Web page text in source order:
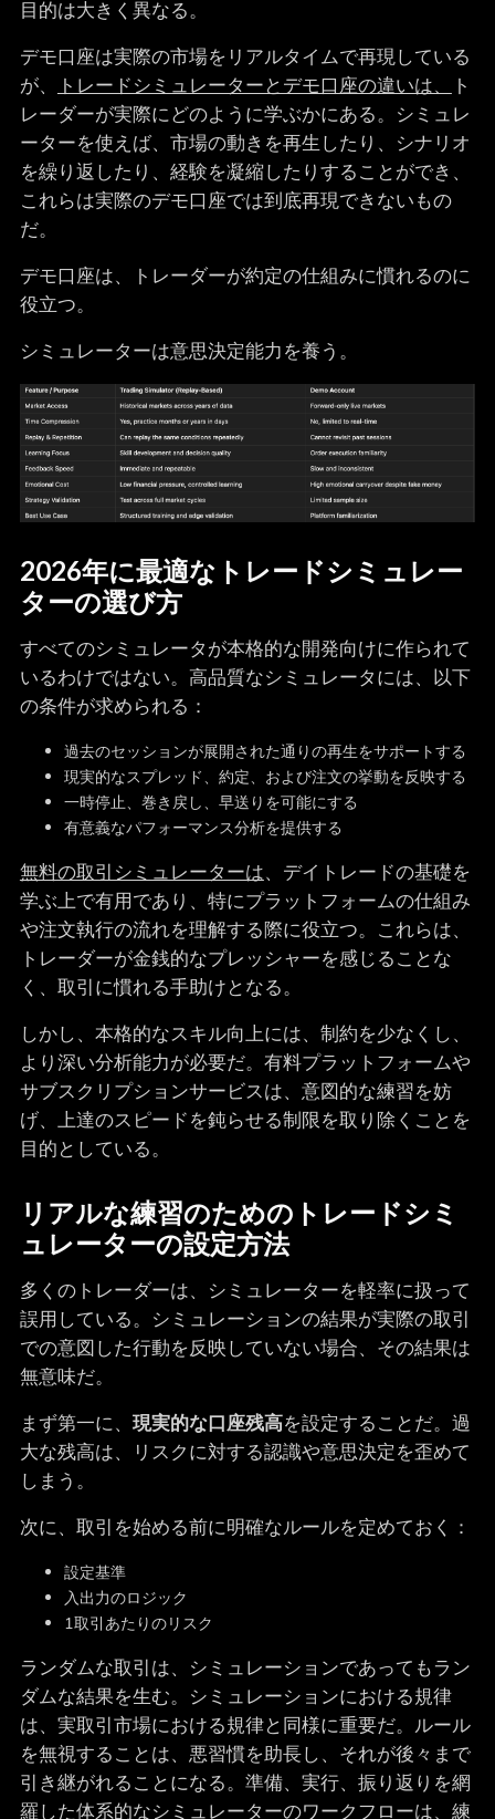
目的は大きく異なる。
デモ口座は実際の市場をリアルタイムで再現している
が、
トレードシミュレーターとデモ口座の違いは、
ト
レーダーが実際にどのように学ぶかにある。シミュレ
ーターを使えば、市場の動きを再生したり、シナリオ
を繰り返したり、経験を凝縮したりすることができ、
これらは実際のデモ口座では到底再現できないもの
だ。
デモ口座は、トレーダーが約定の仕組みに慣れるのに
役立つ。
シミュレーターは意思決定能力を養う。
2026年に最適なトレードシミュレー
ターの選び方
すべてのシミュレータが本格的な開発向けに作られて
いるわけではない。高品質なシミュレータには、以下
の条件が求められる：
過去のセッションが展開された通りの再生をサポートする
現実的なスプレッド、約定、および注文の挙動を反映する
一時停止、巻き戻し、早送りを可能にする
有意義なパフォーマンス分析を提供する
無料の取引シミュレーターは、デイトレードの基礎を
学ぶ上で有用であり、特にプラットフォームの仕組み
や注文執行の流れを理解する際に役立つ。これらは、
トレーダーが金銭的なプレッシャーを感じることな
く、取引に慣れる手助けとなる。
しかし、本格的なスキル向上には、制約を少なくし、
より深い分析能力が必要だ。有料プラットフォームや
サブスクリプションサービスは、意図的な練習を妨
げ、上達のスピードを鈍らせる制限を取り除くことを
目的としている。
リアルな練習のためのトレードシミ
ュレーターの設定方法
多くのトレーダーは、シミュレーターを軽率に扱って
誤用している。シミュレーションの結果が実際の取引
での意図した行動を反映していない場合、その結果は
無意味だ。
まず第一に、 現実的な口座残高を設定することだ。過
大な残高は、リスクに対する認識や意思決定を歪めて
しまう。
次に、取引を始める前に明確なルールを定めておく：
設定基準
入出力のロジック
1取引あたりのリスク
ランダムな取引は、シミュレーションであってもラン
ダムな結果を生む。シミュレーションにおける規律
は、実取引市場における規律と同様に重要だ。ルール
を無視することは、悪習慣を助長し、それが後々まで
引き継がれることになる。準備、実行、振り返りを網
羅した体系的なシミュレーターのワークフローは、練